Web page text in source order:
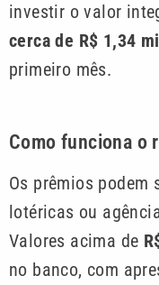
investir o valor
cerca de R$ 1,34
primeiro mês.
Como funciona o
Os prêmios podem
lotéricas ou
Valores acima de
no banco, com